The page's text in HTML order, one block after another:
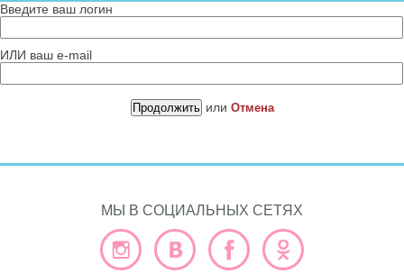
Введите ваш логин
ИЛИ ваш e-mail
или Отмена
МЫ В СОЦИАЛЬНЫХ СЕТЯХ